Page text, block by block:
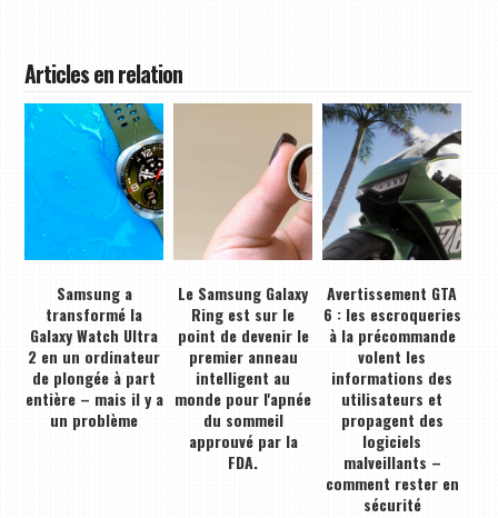
Articles en relation
Samsung a
transformé la
Galaxy Watch Ultra
2 en un ordinateur
de plongée à part
entière – mais il y a
un problème
Le Samsung Galaxy
Ring est sur le
point de devenir le
premier anneau
intelligent au
monde pour l'apnée
du sommeil
approuvé par la
FDA.
Avertissement GTA
6 : les escroqueries
à la précommande
volent les
informations des
utilisateurs et
propagent des
logiciels
malveillants –
comment rester en
sécurité